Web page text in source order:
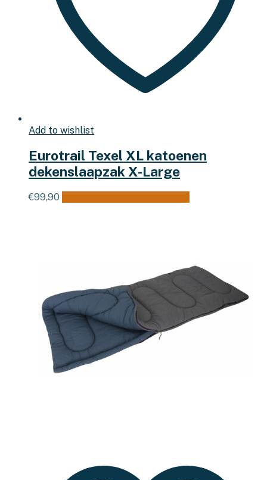
Add to wishlist
Eurotrail Texel XL katoenen
dekenslaapzak X-Large
€99,90